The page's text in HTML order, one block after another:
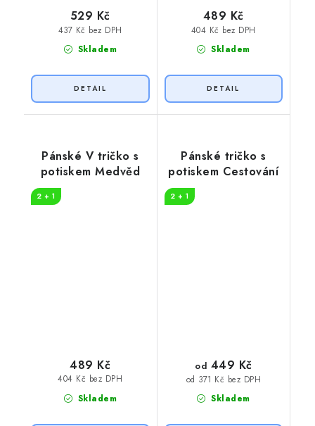
Skladem
437 Kč bez DPH
529 Kč
Skladem
404 Kč bez DPH
489 Kč
Pánské V tričko s
potiskem Medvěd
2 + 1
Skladem
404 Kč bez DPH
489 Kč
Pánské tričko s
potiskem Cestování
2 + 1
Skladem
od 371 Kč bez DPH
od 449 Kč